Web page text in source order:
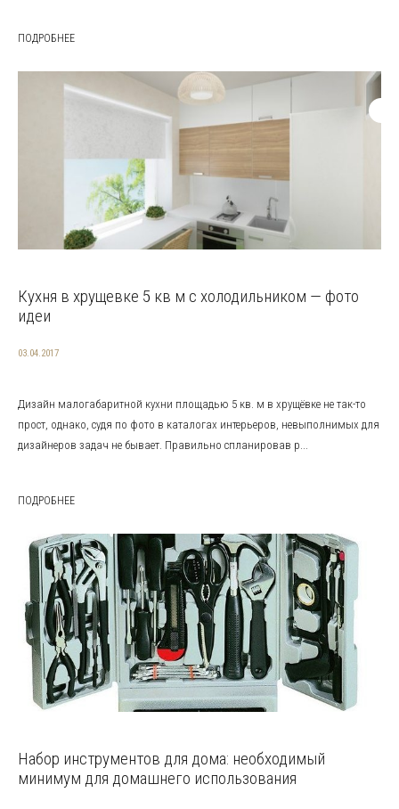
ПОДРОБНЕЕ
Кухня в хрущевке 5 кв м с холодильником — фото
идеи
03.04.2017
Дизайн малогабаритной кухни площадью 5 кв. м в хрущёвке не так-то
прост, однако, судя по фото в каталогах интерьеров, невыполнимых для
дизайнеров задач не бывает. Правильно спланировав р...
ПОДРОБНЕЕ
Набор инструментов для дома: необходимый
минимум для домашнего использования